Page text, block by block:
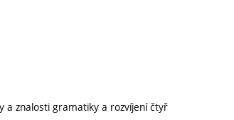
a znalosti gramatiky a rozvíjení čtyř